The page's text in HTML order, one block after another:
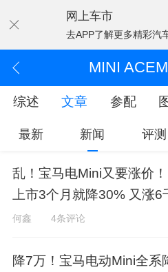
网上车市
去APP了解更多精彩汽
MINI
综述 文章 参配
最新 新闻 评测
乱！宝马电Mini又要涨价！
上市3个月就降30% 又涨6
何鑫 4条评论
降7万！宝马电动Mini全系